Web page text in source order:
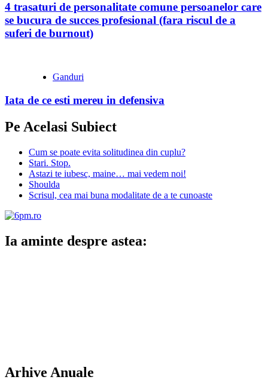
4 trasaturi de personalitate comune persoanelor care
se bucura de succes profesional (fara riscul de a
suferi de burnout)
Ganduri
Iata de ce esti mereu in defensiva
Pe Acelasi Subiect
Cum se poate evita solitudinea din cuplu?
Stari. Stop.
Astazi te iubesc, maine… mai vedem noi!
Shoulda
Scrisul, cea mai buna modalitate de a te cunoaste
Ia aminte despre astea:
Arhive Anuale